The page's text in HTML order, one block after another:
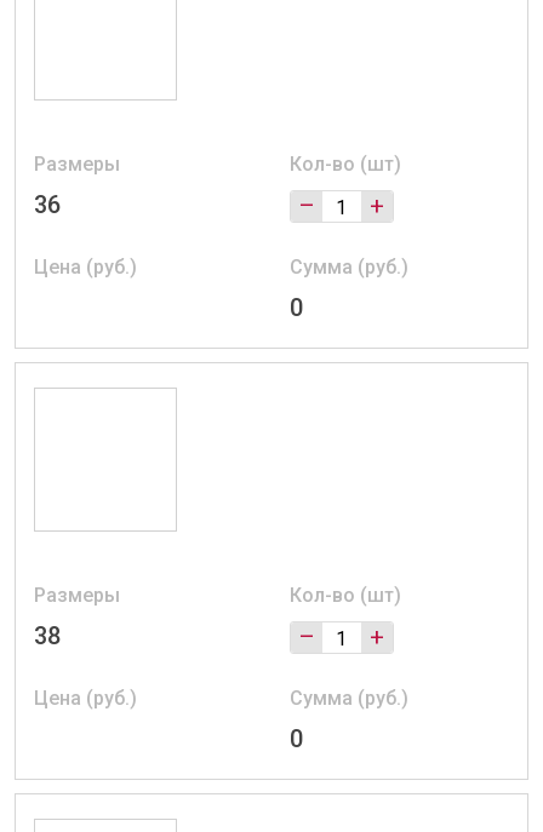
Размеры
36
Кол-во (шт)
– +
Цена (руб.) Сумма (руб.)
0
Размеры
38
Кол-во (шт)
– +
Цена (руб.) Сумма (руб.)
0